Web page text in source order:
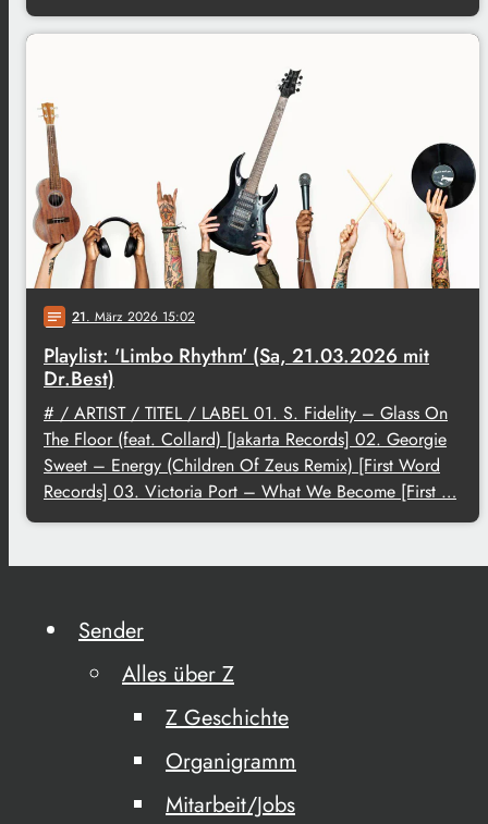
notes 21. März 2026 15:02
Playlist: 'Limbo Rhythm' (Sa, 21.03.2026 mit
Dr.Best)
# / ARTIST / TITEL / LABEL 01. S. Fidelity – Glass On
The Floor (feat. Collard) [Jakarta Records] 02. Georgie
Sweet – Energy (Children Of Zeus Remix) [First Word
Records] 03. Victoria Port – What We Become [First …
Sender
Alles über Z
Z Geschichte
Organigramm
Mitarbeit/Jobs